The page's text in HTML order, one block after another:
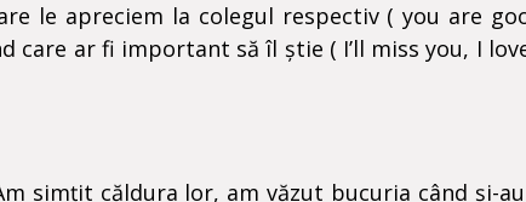
le apreciem la colegul respectiv ( you are
care ar fi important să îl știe ( I’ll miss you, I
simțit căldura lor, am văzut bucuria când și-